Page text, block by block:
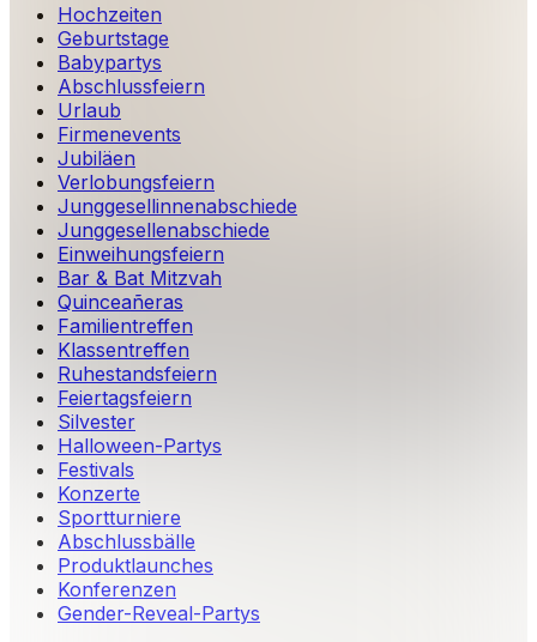
Hochzeiten
Geburtstage
Babypartys
Abschlussfeiern
Urlaub
Firmenevents
Jubiläen
Verlobungsfeiern
Junggesellinnenabschiede
Junggesellenabschiede
Einweihungsfeiern
Bar & Bat Mitzvah
Quinceañeras
Familientreffen
Klassentreffen
Ruhestandsfeiern
Feiertagsfeiern
Silvester
Halloween-Partys
Festivals
Konzerte
Sportturniere
Abschlussbälle
Produktlaunches
Konferenzen
Gender-Reveal-Partys